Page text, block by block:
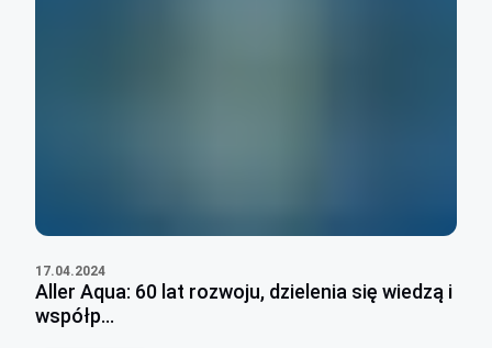
17.04.2024
Aller Aqua: 60 lat rozwoju, dzielenia się wiedzą i
współp...